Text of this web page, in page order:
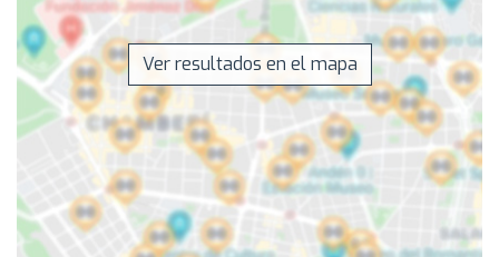
Ver resultados en el mapa